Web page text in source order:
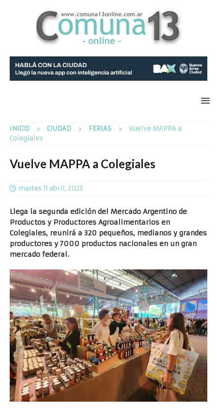
INICIO CIUDAD FERIAS
Vuelve MAPPA a
Colegiales
Vuelve MAPPA a Colegiales
martes 11 abril, 2023
Llega la segunda edición del Mercado Argentino de
Productos y Productores Agroalimentarios en
Colegiales, reunirá a 320 pequeños, medianos y grandes
productores y 7000 productos nacionales en un gran
mercado federal.